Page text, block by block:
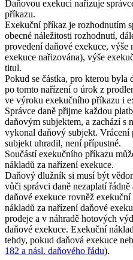
Daňovou exekuci nařizuje
příkazu.
Exekuční příkaz je rozhodnutím
obecné náležitosti rozhodnutí,
provedení daňové exekuce,
exekuce nařizována), výše
titul.
Pokud se částka, pro kterou byla
po tomto nařízení o úrok z
ve výroku exekučního příkazu i
Správce daně přijme každou
daňovým subjektem, a zachází s
vykonal daňový subjekt.
subjekt uhradil, není přípustné.
Součástí exekučního příkazu
nákladů za nařízení exekuce.
Daňový dlužník si musí být
vůči správci daně nezaplatí
daňové exekuce rovněž
nákladů za nařízení daňové
prodeje a v náhradě hotových
daňové exekuce. Exekuční
tehdy, pokud daňová exekuce
182 a násl. daňového řádu).